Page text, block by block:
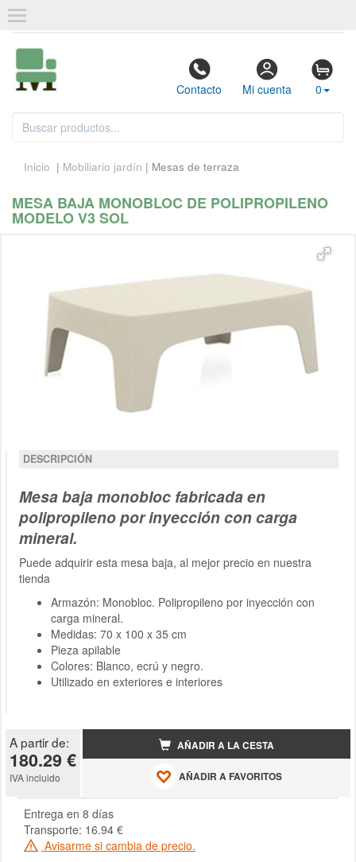
Contacto Mi cuenta 0
Inicio | Mobiliario jardín | Mesas de terraza
MESA BAJA MONOBLOC DE POLIPROPILENO
MODELO V3 SOL
DESCRIPCIÓN
Mesa baja monobloc fabricada en
polipropileno por inyección con carga
mineral.
Puede adquirir esta mesa baja, al mejor precio en nuestra
tienda
Armazón: Monobloc. Polipropileno por inyección con
carga mineral.
Medidas: 70 x 100 x 35 cm
Pieza apilable
Colores: Blanco, ecrú y negro.
Utilizado en exteriores e interiores
A partir de:
180.29 €
IVA incluido
AÑADIR A LA CESTA
AÑADIR A FAVORITOS
Entrega en 8 días
Transporte: 16.94 €
Avisarme si cambia de precio.